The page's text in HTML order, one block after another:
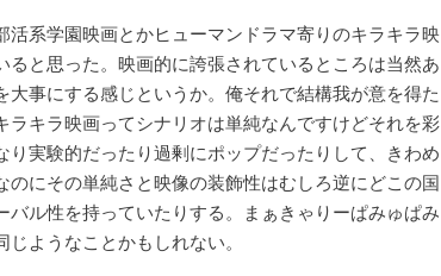
活系学園映画とかヒューマンドラマ寄りのキラキラ映
ると思った。映画的に誇張されているところは当然あ
大事にする感じというか。俺それで結構我が意を得た
ラキラ映画ってシナリオは単純なんですけどそれを彩
り実験的だったり過剰にポップだったりして、きわめ
のにその単純さと映像の装飾性はむしろ逆にどこの国
バル性を持っていたりする。まぁきゃりーぱみゅぱみ
ようなことかもしれない。